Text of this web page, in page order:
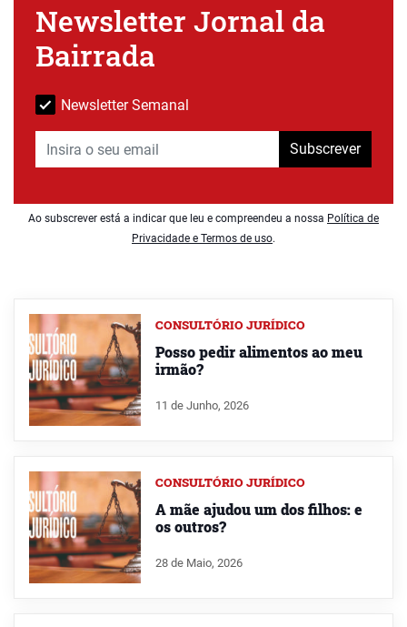
Newsletter Jornal da
Bairrada
Newsletter Semanal
Subscrever
Ao subscrever está a indicar que leu e compreendeu a nossa Política de
Privacidade e Termos de uso.
CONSULTÓRIO JURÍDICO
Posso pedir alimentos ao meu
irmão?
11 de Junho, 2026
CONSULTÓRIO JURÍDICO
A mãe ajudou um dos filhos: e
os outros?
28 de Maio, 2026